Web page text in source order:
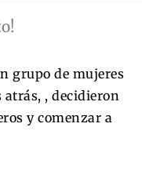
grupo de mujeres
atrás, , decidieron
y comenzar a